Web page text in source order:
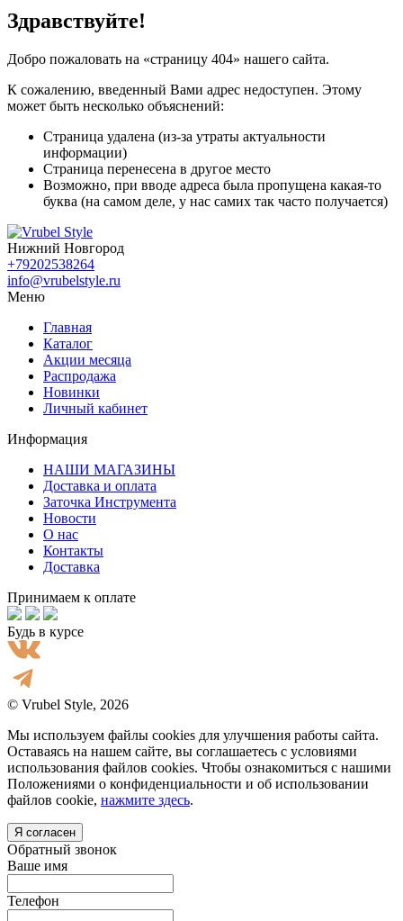
Здравствуйте!
Добро пожаловать на «страницу 404» нашего сайта.
К сожалению, введенный Вами адрес недоступен. Этому
может быть несколько объяснений:
Страница удалена (из-за утраты актуальности
информации)
Страница перенесена в другое место
Возможно, при вводе адреса была пропущена какая-то
буква (на самом деле, у нас самих так часто получается)
Нижний Новгород
+79202538264
info@vrubelstyle.ru
Меню
Главная
Каталог
Акции месяца
Распродажа
Новинки
Личный кабинет
Информация
НАШИ МАГАЗИНЫ
Доставка и оплата
Заточка Инструмента
Новости
О нас
Контакты
Доставка
Принимаем к оплате
Будь в курсе
© Vrubel Style, 2026
Мы используем файлы cookies для улучшения работы сайта.
Оставаясь на нашем сайте, вы соглашаетесь с условиями
использования файлов cookies. Чтобы ознакомиться с нашими
Положениями о конфиденциальности и об использовании
файлов cookie, нажмите здесь.
Я согласен
Обратный звонок
Ваше имя
Телефон